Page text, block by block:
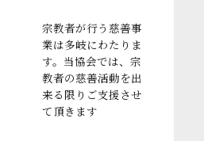
宗教者が行う慈善事
業は多岐にわたりま
す。当協会では、宗
教者の慈善活動を出
来る限りご支援させ
て頂きます